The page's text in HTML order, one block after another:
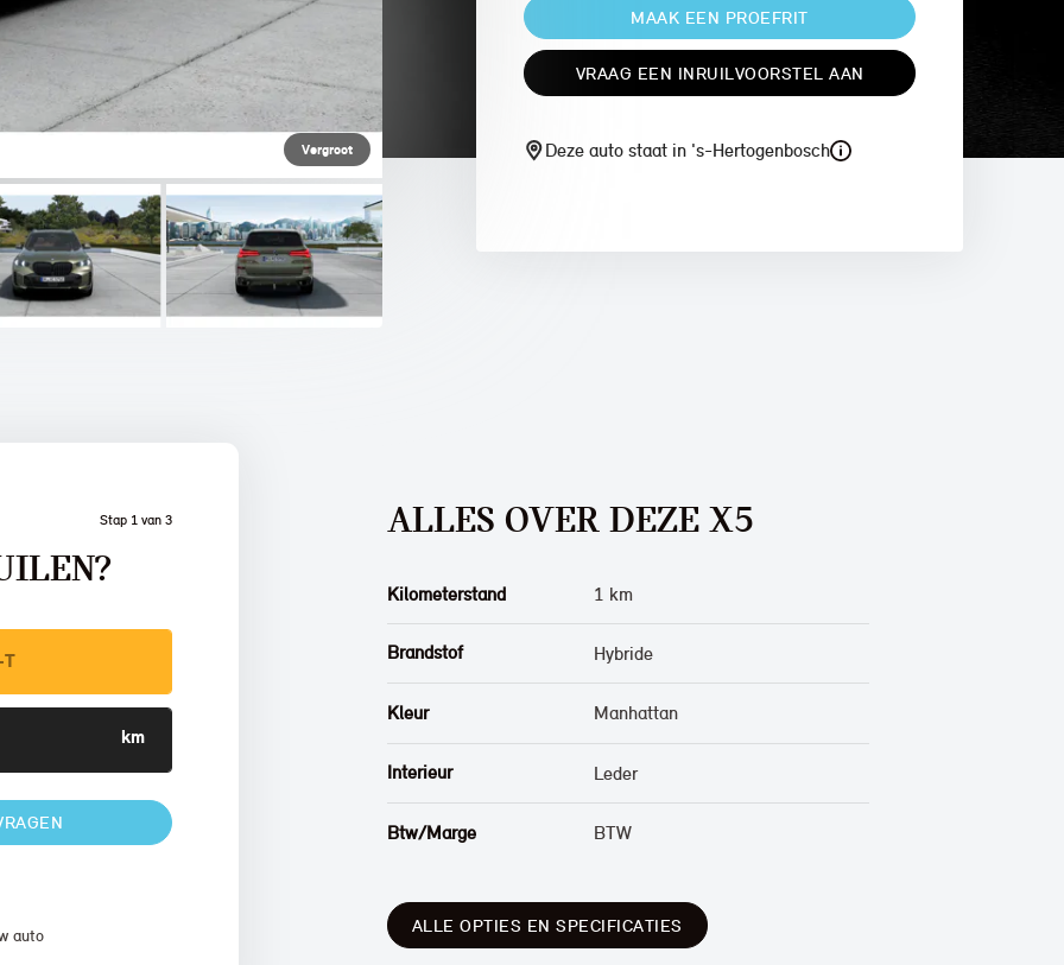
Vergroot
MAAK EEN PROEFRIT
VRAAG EEN INRUILVOORSTEL AAN
Deze auto staat in 's-Hertogenbosch
Stap 1 van 3
auto
ALLES OVER DEZE X5
Kilometerstand 1 km
Brandstof Hybride
Kleur Manhattan
Interieur Leder
Btw/Marge BTW
ALLE OPTIES EN SPECIFICATIES